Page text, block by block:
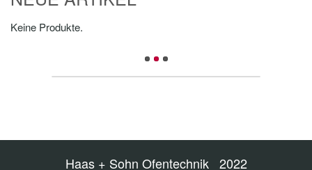
Keine Produkte.
Haas + Sohn Ofentechnik 2022